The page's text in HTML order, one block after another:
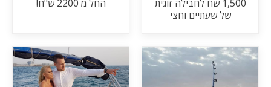
1,500 שח לחבילה זוגית
של שעתיים וחצי
החל מ 2200 ש"ח!